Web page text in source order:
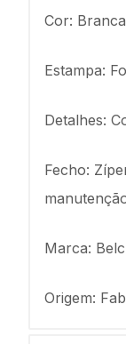
Cor:
Estampa:
Detalhes:
Fecho:
Marca:
Origem: